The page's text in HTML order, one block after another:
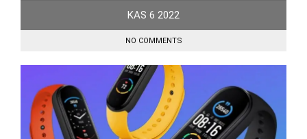
KAS 6 2022
NO COMMENTS